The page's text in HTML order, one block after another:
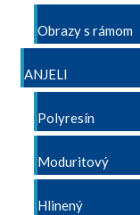
Obrazy s rámom
ANJELI
Polyresín
Moduritový
Hlinený